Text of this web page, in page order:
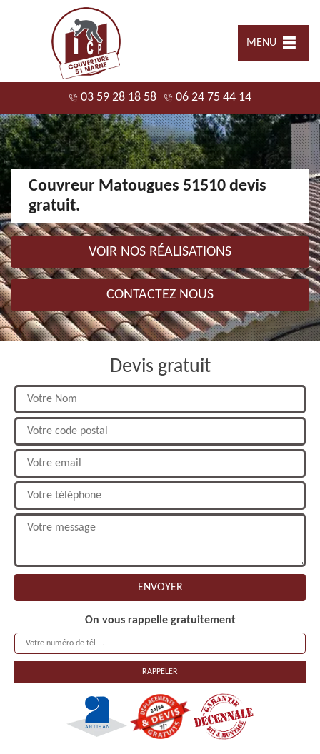
MENU
03 59 28 18 58 06 24 75 44 14
Couvreur Matougues 51510 devis
gratuit.
VOIR NOS RÉALISATIONS
CONTACTEZ NOUS
Devis gratuit
On vous rappelle gratuitement